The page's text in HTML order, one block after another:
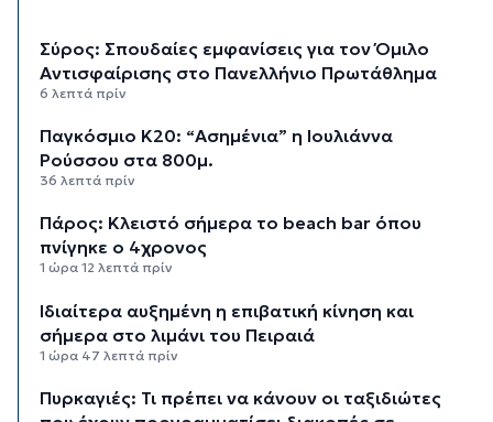
Σύρος: Σπουδαίες εμφανίσεις για τον Όμιλο
Αντισφαίρισης στο Πανελλήνιο Πρωτάθλημα
6 λεπτά πρίν
Παγκόσμιο Κ20: “Ασημένια” η Ιουλιάννα
Ρούσσου στα 800μ.
36 λεπτά πρίν
Πάρος: Κλειστό σήμερα το beach bar όπου
πνίγηκε ο 4χρονος
1 ώρα 12 λεπτά πρίν
Ιδιαίτερα αυξημένη η επιβατική κίνηση και
σήμερα στο λιμάνι του Πειραιά
1 ώρα 47 λεπτά πρίν
Πυρκαγιές: Τι πρέπει να κάνουν οι ταξιδιώτες